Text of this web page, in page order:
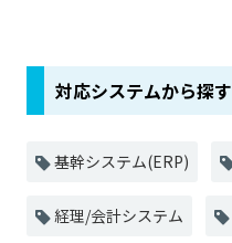
対応システムから探す
基幹システム(ERP)
経理/会計システム